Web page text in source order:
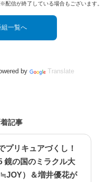
※配信が終了している場合もございます。
一覧へ
by Translate
記事
プリキュアづくし！
鏡の国のミラクル大
）＆増井優花が